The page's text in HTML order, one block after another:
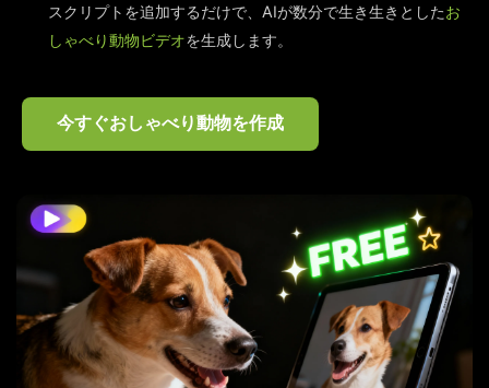
スクリプトを追加するだけで、AIが数分で生き生きとしたお
しゃべり動物ビデオを生成します。
今すぐおしゃべり動物を作成